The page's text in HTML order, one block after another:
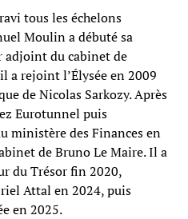
tous les échelons
Moulin a débuté sa
adjoint du cabinet de
a rejoint l’Élysée en 2009
de Nicolas Sarkozy. Après
Eurotunnel puis
ministère des Finances en
de Bruno Le Maire. Il a
du Trésor fin 2020,
Attal en 2024, puis
en 2025.